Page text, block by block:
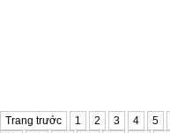
Trang trước 1 2 3 4 5